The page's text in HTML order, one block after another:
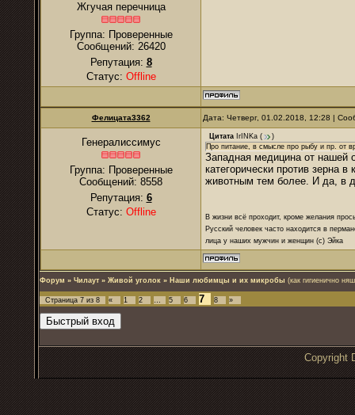
Жгучая перечница
Группа: Проверенные
Сообщений: 26420
Репутация: 8
Статус: Offline
Фелицата3362 Дата: Четверг, 01.02.2018, 12:28 |
Генералиссимус
Группа: Проверенные
Сообщений: 8558
Репутация: 6
Статус: Offline
Цитата IrINKa (
)
Про питание, в смысле про рыбу и пр. от
Западная медицина от нашей
категорически против зерна
животным тем более. И да, в
В жизни всё проходит, кроме желания
Русский человек часто находится в
лица у наших мужчин и женщин (с) Эйка
Форум » Чилаут » Живой уголок » Наши любимцы и их микробы (как гигиенично
Страница 7 из 8 « 1 2 … 5 6 7 8 »
Copyright